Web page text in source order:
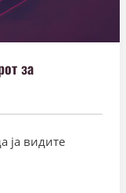
за
ја видите